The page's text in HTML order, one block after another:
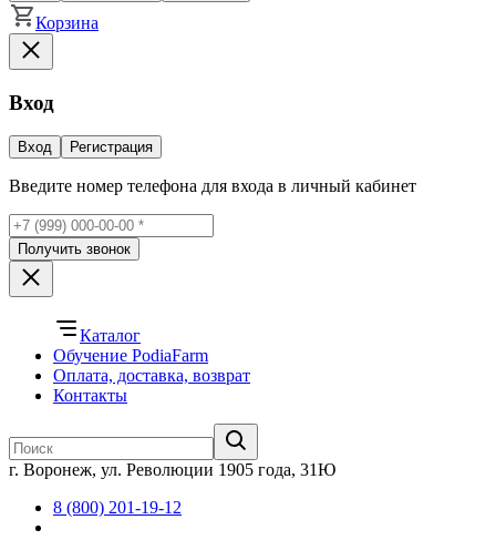
Корзина
Вход
Вход Регистрация
Введите номер телефона для входа в личный кабинет
Получить звонок
Каталог
Обучение PodiaFarm
Оплата, доставка, возврат
Контакты
г. Воронеж, ул. Революции 1905 года, 31Ю
8 (800) 201-19-12